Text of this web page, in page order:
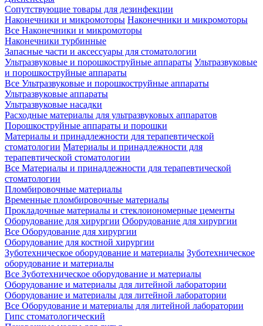
Сопутствующие товары для дезинфекции
Наконечники и микромоторы Наконечники и микромоторы
Все Наконечники и микромоторы
Наконечники турбинные
Запасные части и аксессуары для стоматологии
Ультразвуковые и порошкоструйные аппараты Ультразвуковые
и порошкоструйные аппараты
Все Ультразвуковые и порошкоструйные аппараты
Ультразвуковые аппараты
Ультразвуковые насадки
Расходные материалы для ультразвуковых аппаратов
Порошкоструйные аппараты и порошки
Материалы и принадлежности для терапевтической
стоматологии Материалы и принадлежности для
терапевтической стоматологии
Все Материалы и принадлежности для терапевтической
стоматологии
Пломбировочные материалы
Временные пломбировочные материалы
Прокладочные материалы и стеклоиономерные цементы
Оборудование для хирургии Оборудование для хирургии
Все Оборудование для хирургии
Оборудование для костной хирургии
Зуботехническое оборудование и материалы Зуботехническое
оборудование и материалы
Все Зуботехническое оборудование и материалы
Оборудование и материалы для литейной лаборатории
Оборудование и материалы для литейной лаборатории
Все Оборудование и материалы для литейной лаборатории
Гипс стоматологический